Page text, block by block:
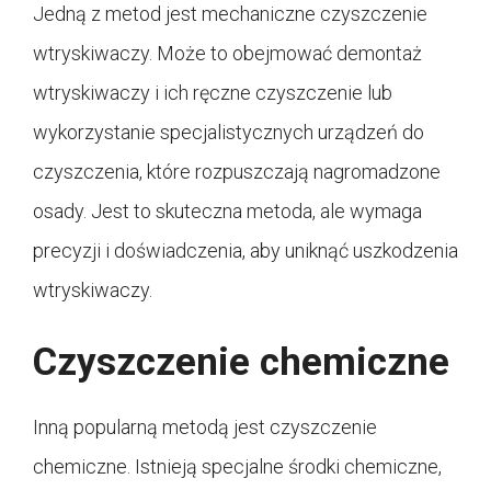
Jedną z metod jest mechaniczne czyszczenie
wtryskiwaczy. Może to obejmować demontaż
wtryskiwaczy i ich ręczne czyszczenie lub
wykorzystanie specjalistycznych urządzeń do
czyszczenia, które rozpuszczają nagromadzone
osady. Jest to skuteczna metoda, ale wymaga
precyzji i doświadczenia, aby uniknąć uszkodzenia
wtryskiwaczy.
Czyszczenie chemiczne
Inną popularną metodą jest czyszczenie
chemiczne. Istnieją specjalne środki chemiczne,